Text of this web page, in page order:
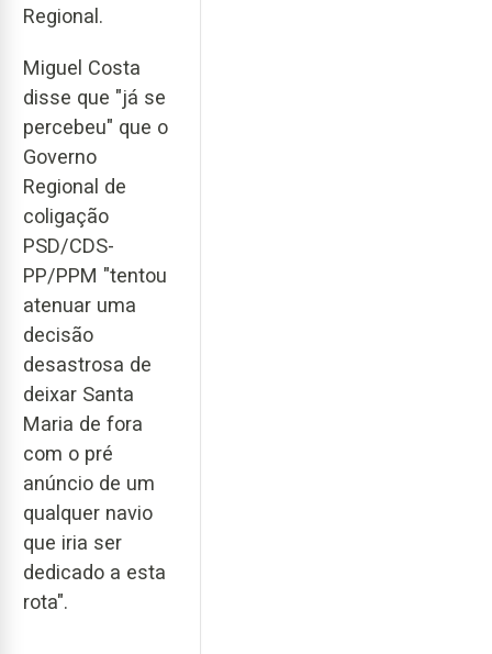
Regional.
Miguel Costa
disse que "já se
percebeu" que o
Governo
Regional de
coligação
PSD/CDS-
PP/PPM "tentou
atenuar uma
decisão
desastrosa de
deixar Santa
Maria de fora
com o pré
anúncio de um
qualquer navio
que iria ser
dedicado a esta
rota".